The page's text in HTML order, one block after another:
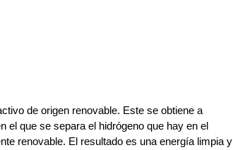
de origen renovable. Este se obtiene a
el que se separa el hidrógeno que hay en el
renovable. El resultado es una energía limpia y